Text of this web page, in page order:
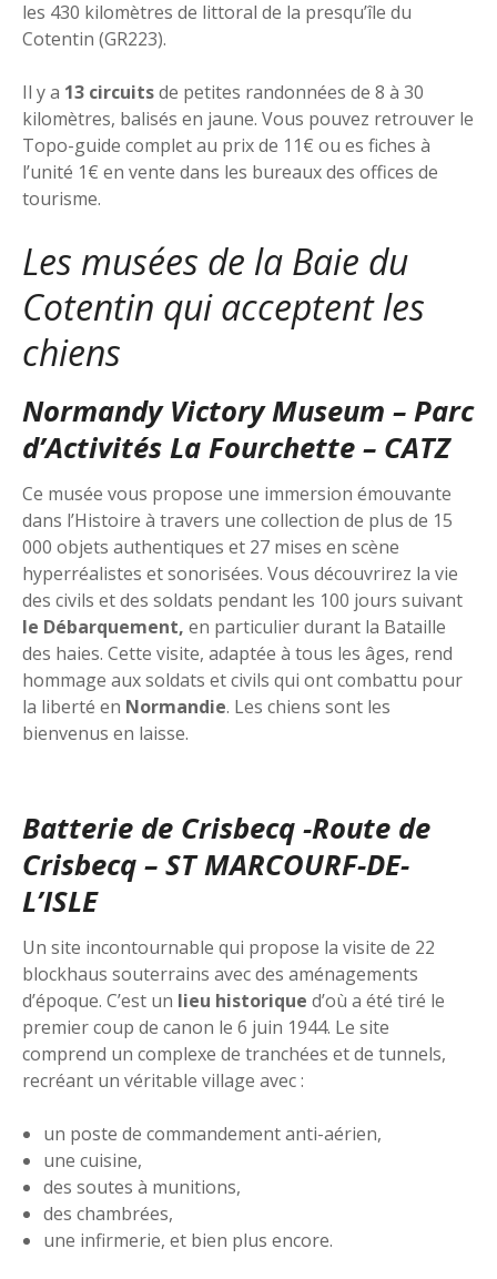
les 430 kilomètres de littoral de la presqu’île du
Cotentin (GR223).
Il y a 13 circuitsde petites randonnées de 8 à 30
kilomètres, balisés en jaune. Vous pouvez retrouver le
Topo-guide complet au prix de 11€ ou es fiches à
l’unité 1€ en vente dans les bureaux des offices de
tourisme.
Les musées de la Baie du
Cotentin qui acceptent les
chiens
Normandy Victory Museum – Parc
d’Activités La Fourchette – CATZ
Ce musée vous propose une immersion émouvante
dans l’Histoire à travers une collection de plus de 15
000 objets authentiques et 27 mises en scène
hyperréalistes et sonorisées. Vous découvrirez la vie
des civils et des soldats pendant les 100 jours suivant
le Débarquement, en particulier durant la Bataille
des haies. Cette visite, adaptée à tous les âges, rend
hommage aux soldats et civils qui ont combattu pour
la liberté en Normandie. Les chiens sont les
bienvenus en laisse.
Batterie de Crisbecq -Route de
Crisbecq – ST MARCOURF-DE-
L’ISLE
Un site incontournable qui propose la visite de 22
blockhaus souterrains avec des aménagements
d’époque. C’est un lieu historique d’où a été tiré le
premier coup de canon le 6 juin 1944. Le site
comprend un complexe de tranchées et de tunnels,
recréant un véritable village avec :
un poste de commandement anti-aérien,
une cuisine,
des soutes à munitions,
des chambrées,
une infirmerie, et bien plus encore.